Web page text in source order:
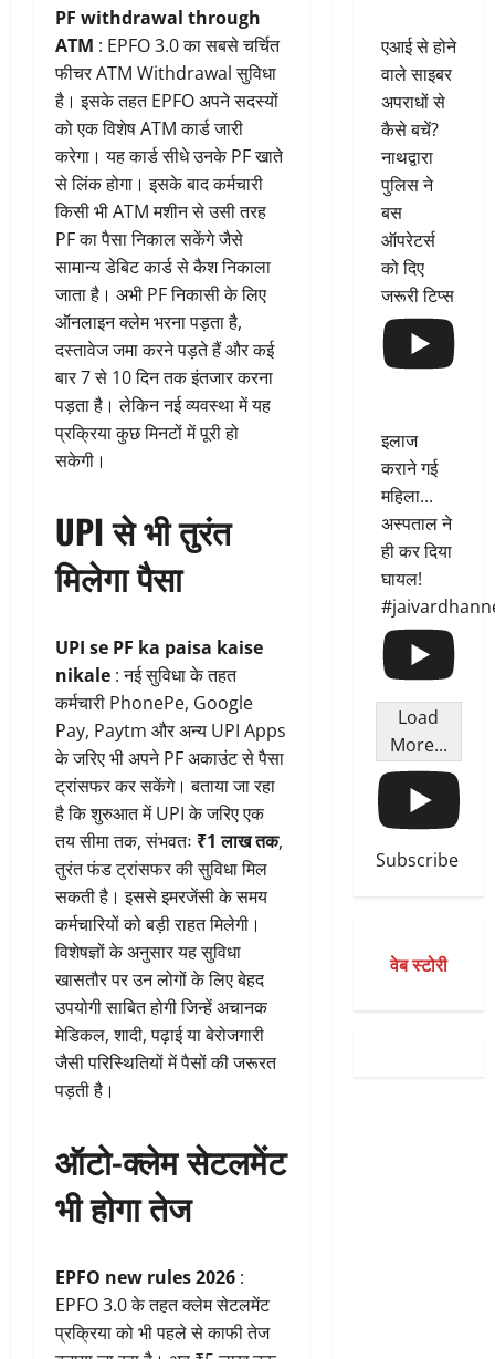
PF withdrawal through
ATM : EPFO 3.0 का सबसे चर्चित
फीचर ATM Withdrawal सुविधा
है। इसके तहत EPFO अपने सदस्यों
को एक विशेष ATM कार्ड जारी
करेगा। यह कार्ड सीधे उनके PF खाते
से लिंक होगा। इसके बाद कर्मचारी
किसी भी ATM मशीन से उसी तरह
PF का पैसा निकाल सकेंगे जैसे
सामान्य डेबिट कार्ड से कैश निकाला
जाता है। अभी PF निकासी के लिए
ऑनलाइन क्लेम भरना पड़ता है,
दस्तावेज जमा करने पड़ते हैं और कई
बार 7 से 10 दिन तक इंतजार करना
पड़ता है। लेकिन नई व्यवस्था में यह
प्रक्रिया कुछ मिनटों में पूरी हो
सकेगी।
UPI से भी तुरंत
मिलेगा पैसा
UPI se PF ka paisa kaise
nikale : नई सुविधा के तहत
कर्मचारी PhonePe, Google
Pay, Paytm और अन्य UPI Apps
के जरिए भी अपने PF अकाउंट से पैसा
ट्रांसफर कर सकेंगे। बताया जा रहा
है कि शुरुआत में UPI के जरिए एक
तय सीमा तक, संभवतः ₹1 लाख तक,
तुरंत फंड ट्रांसफर की सुविधा मिल
सकती है। इससे इमरजेंसी के समय
कर्मचारियों को बड़ी राहत मिलेगी।
विशेषज्ञों के अनुसार यह सुविधा
खासतौर पर उन लोगों के लिए बेहद
उपयोगी साबित होगी जिन्हें अचानक
मेडिकल, शादी, पढ़ाई या बेरोजगारी
जैसी परिस्थितियों में पैसों की जरूरत
पड़ती है।
ऑटो-क्लेम सेटलमेंट
भी होगा तेज
EPFO new rules 2026 :
EPFO 3.0 के तहत क्लेम सेटलमेंट
प्रक्रिया को भी पहले से काफी तेज
एआई से होने
वाले साइबर
अपराधों से
कैसे बचें?
नाथद्वारा
पुलिस ने
बस
ऑपरेटर्स
को दिए
जरूरी टिप्स
इलाज
कराने गई
महिला...
अस्पताल ने
ही कर दिया
घायल!
Load
More...
Subscribe
वेब स्टोरी